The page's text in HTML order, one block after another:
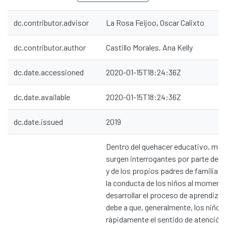
dc.contributor.advisor La Rosa Feijoo, Oscar Calixto
dc.contributor.author Castillo Morales, Ana Kelly
dc.date.accessioned 2020-01-15T18:24:36Z
dc.date.available 2020-01-15T18:24:36Z
dc.date.issued 2019
Dentro del quehacer educativo,
surgen interrogantes por parte de
y de los propios padres de familia
la conducta de los niños al
desarrollar el proceso de
debe a que, generalmente, los
rápidamente el sentido de